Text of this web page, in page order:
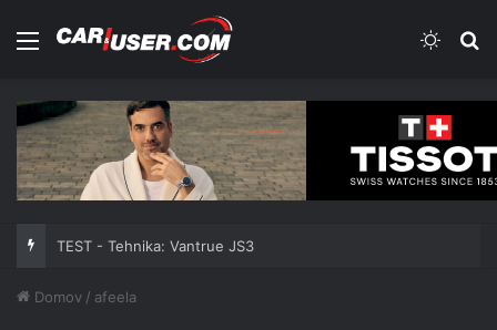
Meni
TEST - Tehnika: Vantrue JS3
Domov / afeela